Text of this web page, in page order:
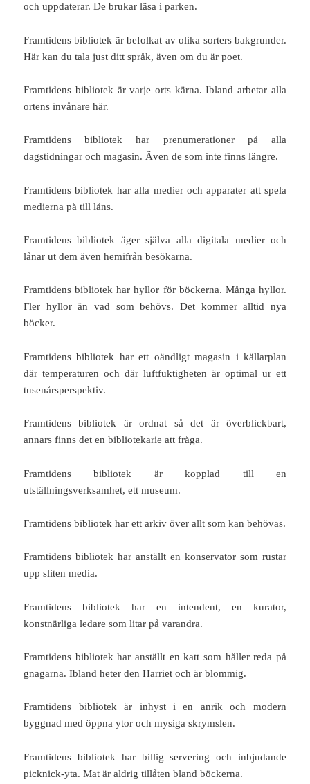
och uppdaterar. De brukar läsa i parken.
Framtidens bibliotek är befolkat av olika sorters bakgrunder.
Här kan du tala just ditt språk, även om du är poet.
Framtidens bibliotek är varje orts kärna. Ibland arbetar alla
ortens invånare här.
Framtidens bibliotek har prenumerationer på alla
dagstidningar och magasin. Även de som inte finns längre.
Framtidens bibliotek har alla medier och apparater att spela
medierna på till låns.
Framtidens bibliotek äger själva alla digitala medier och
lånar ut dem även hemifrån besökarna.
Framtidens bibliotek har hyllor för böckerna. Många hyllor.
Fler hyllor än vad som behövs. Det kommer alltid nya
böcker.
Framtidens bibliotek har ett oändligt magasin i källarplan
där temperaturen och där luftfuktigheten är optimal ur ett
tusenårsperspektiv.
Framtidens bibliotek är ordnat så det är överblickbart,
annars finns det en bibliotekarie att fråga.
Framtidens bibliotek är kopplad till en
utställningsverksamhet, ett museum.
Framtidens bibliotek har ett arkiv över allt som kan behövas.
Framtidens bibliotek har anställt en konservator som rustar
upp sliten media.
Framtidens bibliotek har en intendent, en kurator,
konstnärliga ledare som litar på varandra.
Framtidens bibliotek har anställt en katt som håller reda på
gnagarna. Ibland heter den Harriet och är blommig.
Framtidens bibliotek är inhyst i en anrik och modern
byggnad med öppna ytor och mysiga skrymslen.
Framtidens bibliotek har billig servering och inbjudande
picknick-yta. Mat är aldrig tillåten bland böckerna.